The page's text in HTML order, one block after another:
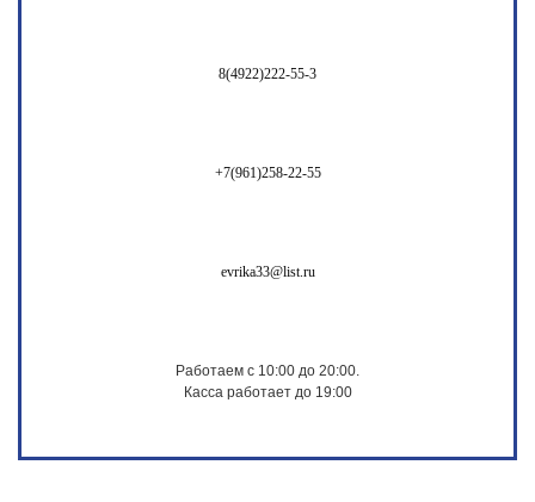
8(4922)222-55-3
+7(961)258-22-55
evrika33@list.ru
Работаем с 10:00 до 20:00.
Касса работает до 19:00